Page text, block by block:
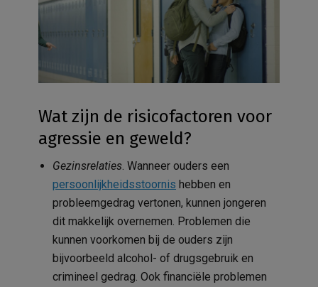
Wat zijn de risicofactoren voor
agressie en geweld?
Gezinsrelaties . Wanneer ouders een
persoonlijkheidsstoornis hebben en
probleemgedrag vertonen, kunnen jongeren
dit makkelijk overnemen. Problemen die
kunnen voorkomen bij de ouders zijn
bijvoorbeeld alcohol- of drugsgebruik en
crimineel gedrag. Ook financiële problemen